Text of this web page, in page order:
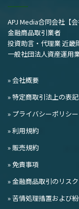
APJ Media合同会社 【
金融商品取引業者
投資助言・代理業 近畿
一般社団法人資産運用
» 会社概要
» 特定商取引法上の表記
» プライバシーポリシー
» 利用規約
» 販売規約
» 免責事項
» 金融商品取引のリスク
» 苦情処理措置および